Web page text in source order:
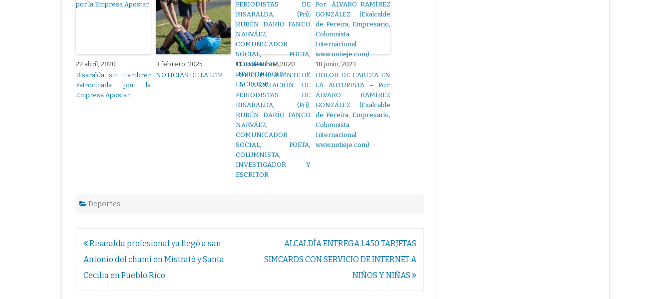
22 abril, 2020
Risaralda sin Hambrer
Patrocinada por la
Empresa Apostar
3 febrero, 2025
NOTICIAS DE LA UTP.
11 noviembre, 2020
POR EL PRESIDENTE DE
LA ASOCIACIÓN DE
PERIODISTAS DE
RISARALDA, (Pri),
RUBÉN DARÍO FANCO
NARVÁEZ,
COMUNICADOR
SOCIAL, POETA,
COLUMNISTA,
INVESTIGADOR Y
ESCRITOR
18 junio, 2023
DOLOR DE CABEZA EN
LA AUTOPISTA – Por:
ÁLVARO RAMÍREZ
GONZÁLEZ (Exalcalde
de Pereira, Empresario,
Columnista
Internacional
www.notieje.com).
Deportes
Navegación
de
entradas
Risaralda profesional ya llegó a san
Antonio del chamí en Mistrató y Santa
Cecilia en Pueblo Rico
ALCALDÍA ENTREGA 1.450 TARJETAS
SIMCARDS CON SERVICIO DE INTERNET A
NIÑOS Y NIÑAS